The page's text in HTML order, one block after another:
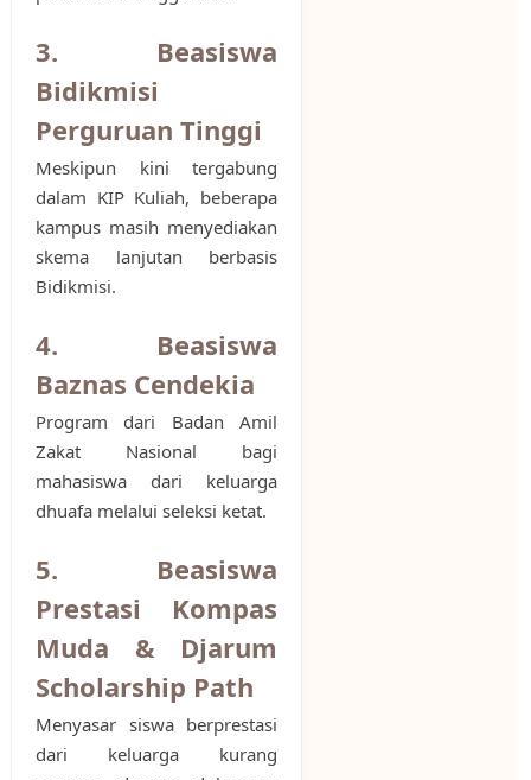
3. Beasiswa
Bidikmisi
Perguruan Tinggi
Meskipun kini tergabung
dalam KIP Kuliah, beberapa
kampus masih menyediakan
skema lanjutan berbasis
Bidikmisi.
4. Beasiswa
Baznas Cendekia
Program dari Badan Amil
Zakat Nasional bagi
mahasiswa dari keluarga
dhuafa melalui seleksi ketat.
5. Beasiswa
Prestasi Kompas
Muda & Djarum
Scholarship Path
Menyasar siswa berprestasi
dari keluarga kurang